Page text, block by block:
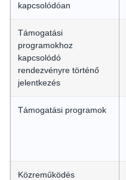
kapcsolódóan
Támogatási
programokhoz
kapcsolódó
rendezvényre történő
jelentkezés
Támogatási programok
Közreműködés